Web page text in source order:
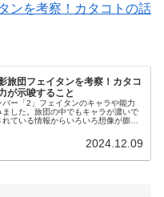
ンを考察！カタコトの話
旅団フェイタンを考察！カタコ
が示唆すること
ー「2」フェイタンのキャラや能力
ました。旅団の中でもキャラが濃いで
ている情報からいろいろ想像が膨ら
2024.12.09